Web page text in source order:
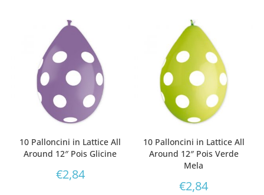
10 Palloncini in Lattice All
Around 12″ Pois Glicine
€2,84
10 Palloncini in Lattice All
Around 12″ Pois Verde
Mela
€2,84